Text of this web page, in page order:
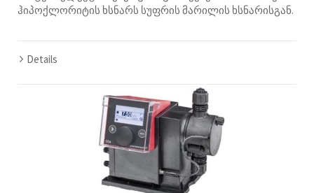
ჰიპოქლორიტის ხსნარს სუფრის მარილის ხსნარისგან.
Details